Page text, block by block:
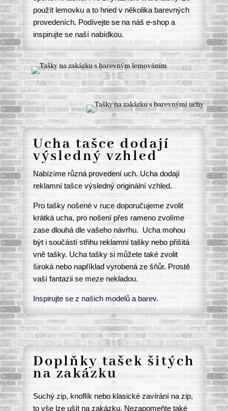
použít lemovku a to hned v několika barevných
provedeních. Podívejte se na náš e-shop a
inspirujte se naší nabídkou.
Ucha tašce dodají
výsledný vzhled
Nabízíme různá provedení uch. Ucha dodají
reklamní tašce výsledný originální vzhled.
Pro tašky nošené v ruce doporučujeme zvolit
krátká ucha, pro nošení přes rameno zvolíme
zase dlouhá dle vašeho návrhu. Ucha mohou
být i součástí střihu reklamní tašky nebo přišitá
vně tašky. Ucha tašky si můžete také zvolit
široká nebo například vyrobená ze šňůr. Prostě
vaší fantazii se meze nekladou.
Inspirujte se z našich modelů a barev.
Doplňky tašek šitých
na zakázku
Suchý zip, knoflík nebo klasické zavírání na zip,
to vše lze ušít na zakázku. Nezapomeňte také